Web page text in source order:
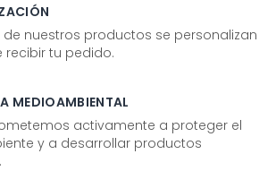
nuestros productos se personalizan
recibir tu pedido.
MEDIOAMBIENTAL
activamente a proteger el
y a desarrollar productos